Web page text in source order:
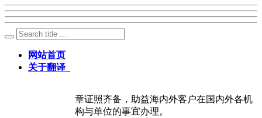
网站首页
关于翻译
章证照齐备，助益海内外客户在国内外各机
构与单位的事宜办理。